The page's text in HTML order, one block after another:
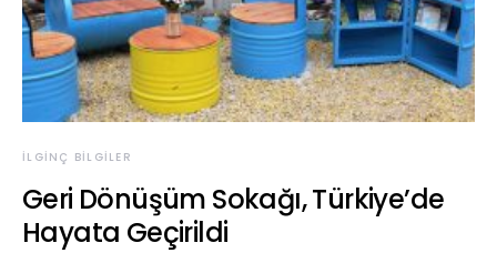
İLGINÇ BILGILER
Geri Dönüşüm Sokağı, Türkiye’de
Hayata Geçirildi